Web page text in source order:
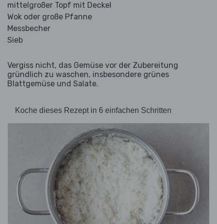
mittelgroßer Topf mit Deckel
Wok oder große Pfanne
Messbecher
Sieb
Vergiss nicht, das Gemüse vor der Zubereitung
gründlich zu waschen, insbesondere grünes
Blattgemüse und Salate.
Koche dieses Rezept in 6 einfachen Schritten